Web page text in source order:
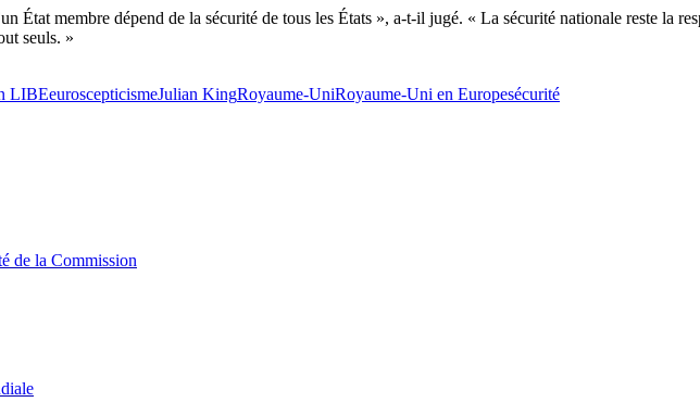
État membre dépend de la sécurité de tous les États », a-t-il jugé. « La sécurité nationale reste la
seuls. »
LIBEeuroscepticismeJulian KingRoyaume-UniRoyaume-Uni en Europesécurité
de la Commission